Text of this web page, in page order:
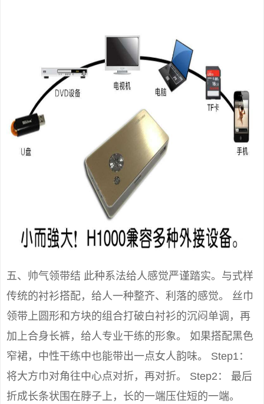
五、帅气领带结 此种系法给人感觉严谨踏实。与式样
传统的衬衫搭配，给人一种整齐、利落的感觉。 丝巾
领带上圆形和方块的组合打破白衬衫的沉闷单调，再
加上合身长裤，给人专业干练的形象。 如果搭配黑色
窄裙，中性干练中也能带出一点女人韵味。 Step1：
将大方巾对角往中心点对折，再对折。 Step2： 最后
折成长条状围在脖子上，长的一端压住短的一端。